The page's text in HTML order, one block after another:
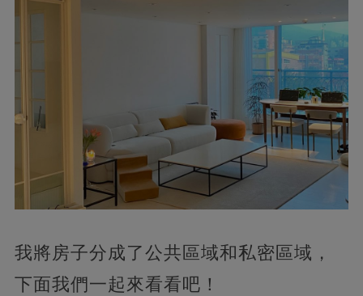
我將房子分成了公共區域和私密區域，
下面我們一起來看看吧！